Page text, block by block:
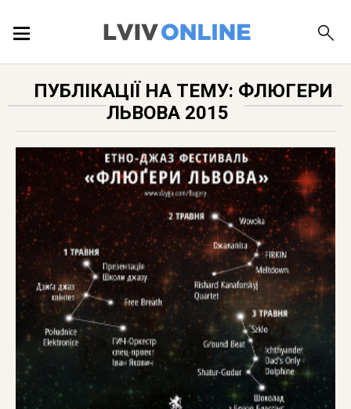
ПУБЛІКАЦІЇ
ДОВІДКА
ПУБЛІКАЦІЇ НА ТЕМУ: ФЛЮГЕРИ
ЛЬВОВА 2015